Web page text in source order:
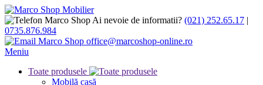
Ai nevoie de informatii? (021) 252.65.17 |
0735.876.984
office@marcoshop-online.ro
Meniu
Toate produsele
Mobilă casă